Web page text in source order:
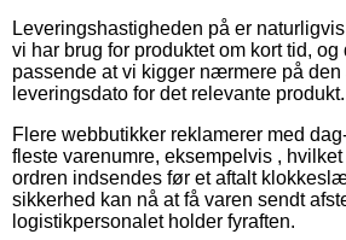
Leveringshastigheden på er
vi har brug for produktet om kort tid,
passende at vi kigger nærmere på
leveringsdato for det relevante produkt.
Flere webbutikker reklamerer med
fleste varenumre, eksempelvis ,
ordren indsendes før et aftalt
sikkerhed kan nå at få varen sendt
logistikpersonalet holder fyraften.